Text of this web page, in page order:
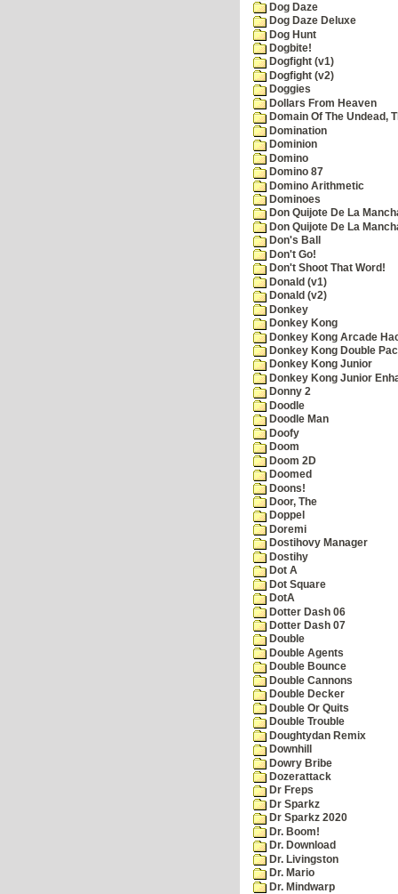
Dog Daze
Dog Daze Deluxe
Dog Hunt
Dogbite!
Dogfight (v1)
Dogfight (v2)
Doggies
Dollars From Heaven
Domain Of The Undead,
Domination
Dominion
Domino
Domino 87
Domino Arithmetic
Dominoes
Don Quijote De La
Don Quijote De La
Don's Ball
Don't Go!
Don't Shoot That Word!
Donald (v1)
Donald (v2)
Donkey
Donkey Kong
Donkey Kong Arcade
Donkey Kong Double
Donkey Kong Junior
Donkey Kong Junior
Donny 2
Doodle
Doodle Man
Doofy
Doom
Doom 2D
Doomed
Doons!
Door, The
Doppel
Doremi
Dostihovy Manager
Dostihy
Dot A
Dot Square
DotA
Dotter Dash 06
Dotter Dash 07
Double
Double Agents
Double Bounce
Double Cannons
Double Decker
Double Or Quits
Double Trouble
Doughtydan Remix
Downhill
Dowry Bribe
Dozerattack
Dr Freps
Dr Sparkz
Dr Sparkz 2020
Dr. Boom!
Dr. Download
Dr. Livingston
Dr. Mario
Dr. Mindwarp